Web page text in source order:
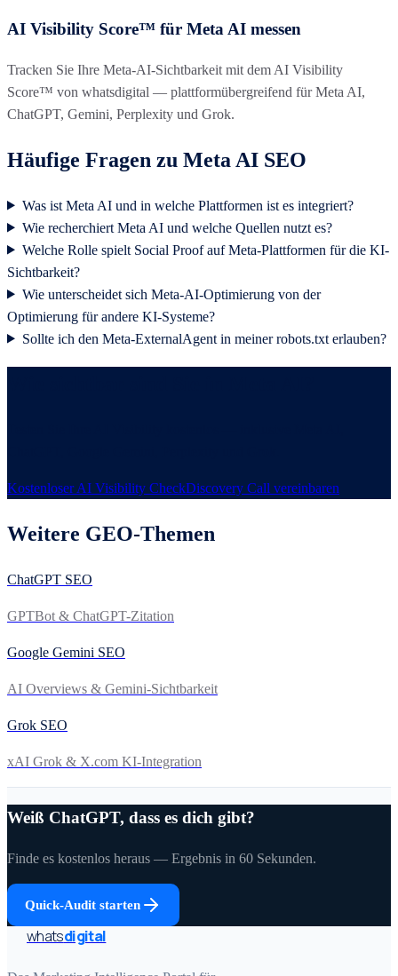
AI Visibility Score™ für Meta AI messen
Tracken Sie Ihre Meta-AI-Sichtbarkeit mit dem AI Visibility
Score™ von whatsdigital — plattformübergreifend für Meta AI,
ChatGPT, Gemini, Perplexity und Grok.
Häufige Fragen zu Meta AI SEO
Was ist Meta AI und in welche Plattformen ist es integriert?
Wie recherchiert Meta AI und welche Quellen nutzt es?
Welche Rolle spielt Social Proof auf Meta-Plattformen für die KI-
Sichtbarkeit?
Wie unterscheidet sich Meta-AI-Optimierung von der
Optimierung für andere KI-Systeme?
Sollte ich den Meta-ExternalAgent in meiner robots.txt erlauben?
Kostenloser AI Visibility CheckDiscovery Call vereinbaren
Weitere GEO-Themen
ChatGPT SEO
GPTBot & ChatGPT-Zitation
Google Gemini SEO
AI Overviews & Gemini-Sichtbarkeit
Grok SEO
xAI Grok & X.com KI-Integration
Weiß ChatGPT, dass es dich gibt?
Finde es kostenlos heraus — Ergebnis in 60 Sekunden.
Quick-Audit starten
whatsdigital